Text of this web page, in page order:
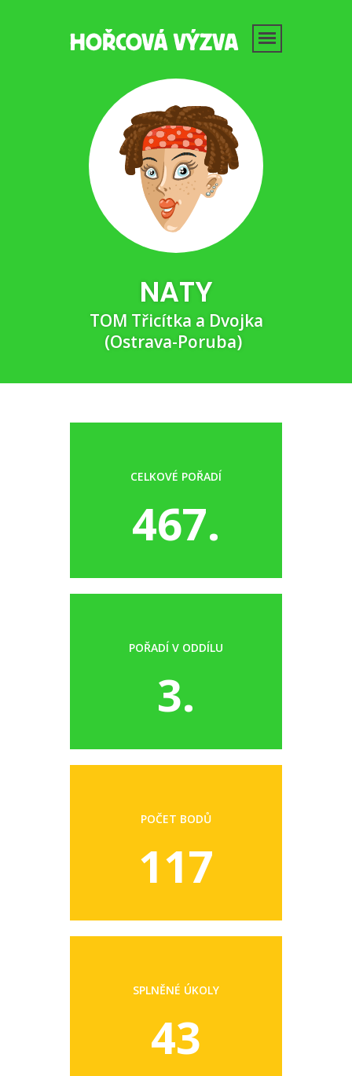
NATY
TOM Třicítka a Dvojka
(Ostrava-Poruba)
CELKOVÉ POŘADÍ
467.
POŘADÍ V ODDÍLU
3.
POČET BODŮ
117
SPLNĚNÉ ÚKOLY
43